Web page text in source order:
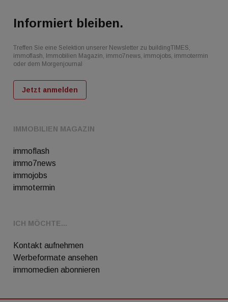
IMMOBILIEN MAGAZIN
immoflash
immo7news
immojobs
immotermin
ICH MÖCHTE...
Kontakt aufnehmen
Werbeformate ansehen
immomedien abonnieren
Informiert bleiben.
Treffen Sie eine Selektion unserer Newsletter zu buildingTIMES,
immoflash, Immobilien Magazin, immo7news, immojobs, immotermin
oder dem Morgenjournal
Jetzt anmelden